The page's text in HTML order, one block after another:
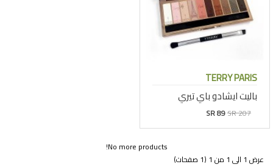
TERRY PARIS
باليت ايشادو باي تيري
SR 89SR 207
No more products!
عرض 1 الى 1 من 1 (1 صفحات)